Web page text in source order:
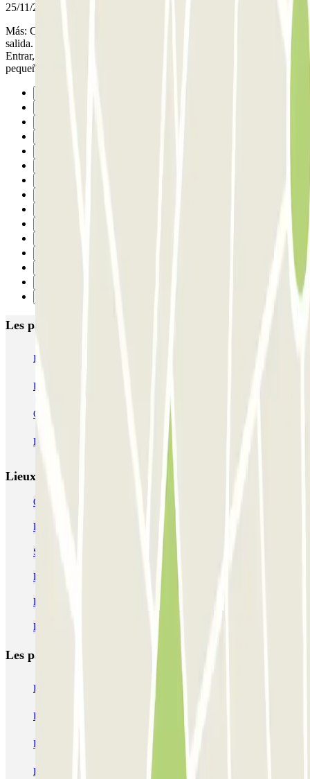
25/11/2025
Más: Céntrico. Acceso rápido de llegada a Madrid y también de
salida. Buenas instalaciones. Reservando con la app, cero gestiones.
Entrar, aparcar y salir, nada más. Perfecto. Menos: Plazas muy
pequeñas.
Les parkings les mieux notés à Madrid
IC Alenza-Ponzano
HOMELY Azcona
Coslada (Avenida de América) Mundial
EMT Marqués de Salamanca Avenida de Portugal EMT
Lieux et événements intéressants à proximité Atocha 70
Circuler et se garer dans Madrid Central
Parkings à la gare de Madrid-Atocha
Se garer dans le quartier de Chueca
Parking Movistar Arena Madrid pas cher (ex WiZink Center)
Parking Aéroport Madrid-Barajas à partir de 1,75 € | Parclick
Parking aéroport Madrid Terminal 1 pas cher
Les parkings les plus réservés
Parking Paris Parking Gare Montparnasse
Parking Charles de Gaulle - Roissy Aeroport
Parking Aéroport Roland Garros La Réunion P4 Longue Durée
Parking Aéroport Barcelone Parking Aéroport Beauvais